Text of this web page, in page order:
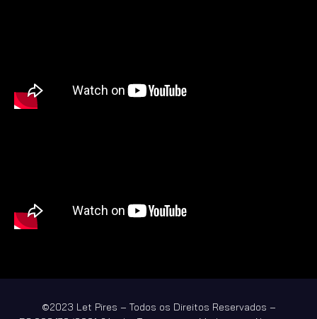
©2023 Let Pires – Todos os Direitos Reservados –